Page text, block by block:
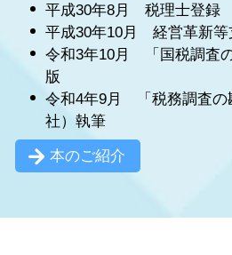
平成30年8月 税理士登録
平成30年10月 経営革新等
令和3年10月 「国税調査
版
令和4年9月 「税務調査の
社）執筆
本のご紹介